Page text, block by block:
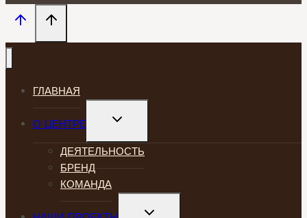
ГЛАВНАЯ
О ЦЕНТРЕ
TOGGLE
MENU
ДЕЯТЕЛЬНОСТЬ
БРЕНД
КОМАНДА
TOGGLE